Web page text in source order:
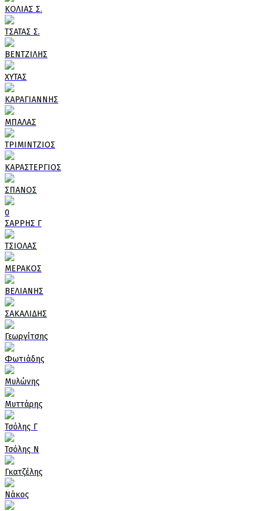
ΚΟΛΙΑΣ Σ.
ΤΣΑΤΑΣ Σ.
ΒΕΝΤΖΙΛΗΣ
ΧΥΤΑΣ
ΚΑΡΑΓΙΑΝΝΗΣ
ΜΠΑΛΑΣ
ΤΡΙΜΙΝΤΖΙΟΣ
ΚΑΡΑΣΤΕΡΓΙΟΣ
ΣΠΑΝΟΣ
0
ΣΑΡΡΗΣ Γ
ΤΣΙΟΛΑΣ
ΜΕΡΑΚΟΣ
ΒΕΛΙΑΝΗΣ
ΣΑΚΑΛΙΔΗΣ
Γεωργίτσης
Φωτιάδης
Μυλώνης
Μυττάρης
Τσόλης Γ
Τσόλης Ν
Γκατζέλης
Νάκος